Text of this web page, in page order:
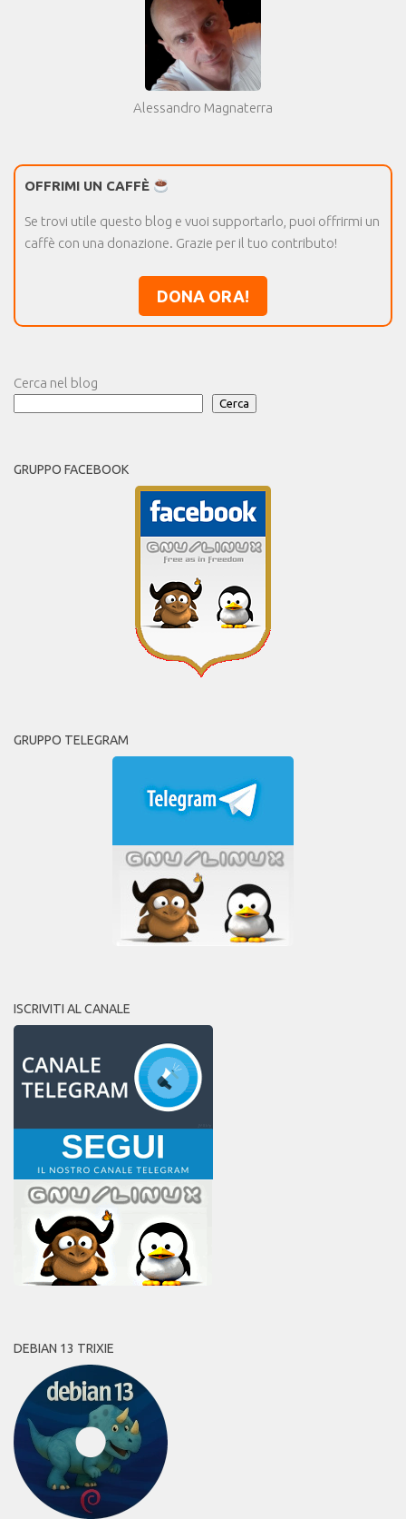
Alessandro Magnaterra
OFFRIMI UN CAFFÈ
Se trovi utile questo blog e vuoi supportarlo, puoi offrirmi un
caffè con una donazione. Grazie per il tuo contributo!
DONA ORA!
Cerca nel blog
Cerca
GRUPPO FACEBOOK
GRUPPO TELEGRAM
ISCRIVITI AL CANALE
DEBIAN 13 TRIXIE